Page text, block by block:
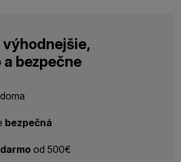
bezpečne
bezpečná
od 500€